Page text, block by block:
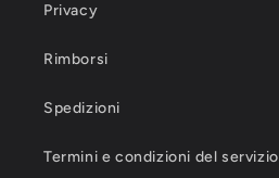
Privacy
Rimborsi
Spedizioni
Termini e condizioni del servizio